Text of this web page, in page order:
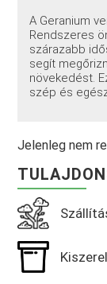
A Geranium
Rendszeres
szárazabb
segít
növekedést.
szép és
Jelenleg nem